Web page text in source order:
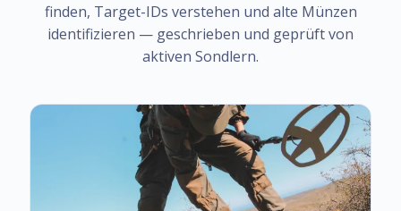
finden, Target-IDs verstehen und alte Münzen
identifizieren — geschrieben und geprüft von
aktiven Sondlern.